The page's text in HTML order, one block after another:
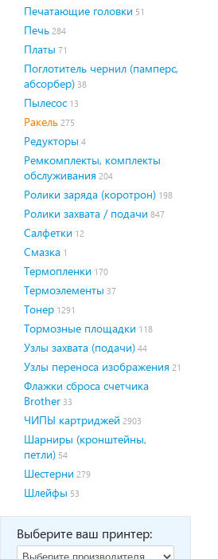
Печатающие головки 51
Печь 284
Платы 71
Поглотитель чернил (памперс,
абсорбер) 38
Пылесос 13
Ракель 275
Редукторы 4
Ремкомплекты, комплекты
обслуживания 204
Ролики заряда (коротрон) 198
Ролики захвата / подачи 847
Салфетки 12
Смазка 1
Термопленки 170
Термоэлементы 37
Тонер 1291
Тормозные площадки 118
Узлы захвата (подачи) 44
Узлы переноса изображения 21
Флажки сброса счетчика
Brother 33
ЧИПЫ картриджей 2903
Шарниры (кронштейны,
петли) 54
Шестерни 279
Шлейфы 53
Выберите ваш принтер: